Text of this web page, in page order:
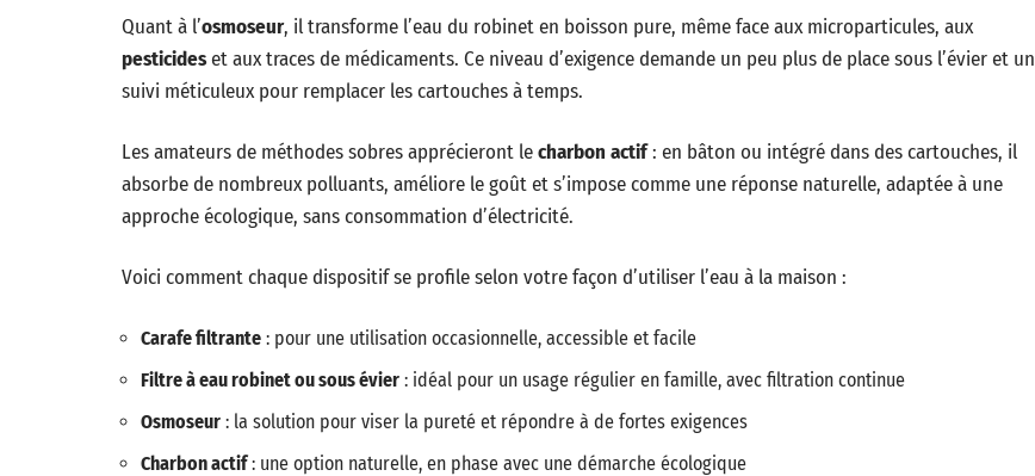
Quant à l’osmoseur, il transforme l’eau du robinet en boisson pure, même face aux microparticules, aux
pesticideset aux traces de médicaments. Ce niveau d’exigence demande un peu plus de place sous l’évier et un
suivi méticuleux pour remplacer les cartouches à temps.
Les amateurs de méthodes sobres apprécieront lecharbon actif: en bâton ou intégré dans des cartouches, il
absorbe de nombreux polluants, améliore le goût et s’impose comme une réponse naturelle, adaptée à une
approche écologique, sans consommation d’électricité.
Voici comment chaque dispositif se profile selon votre façon d’utiliser l’eau à la maison :
Carafe filtrante : pour une utilisation occasionnelle, accessible et facile
Filtre à eau robinet ou sous évier : idéal pour un usage régulier en famille, avec filtration continue
Osmoseur : la solution pour viser la pureté et répondre à de fortes exigences
Charbon actif: une option naturelle, en phase avec une démarche écologique